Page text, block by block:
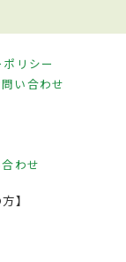
リシー
い合わせ
わせ
】